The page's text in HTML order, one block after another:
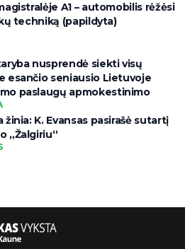
A1 – automobilis rėžėsi
techniką (papildyta)
nusprendė siekti visų
esančio seniausio Lietuvoje
paslaugų apmokestinimo
žinia: K. Evansas pasirašė sutartį
„Žalgiriu“